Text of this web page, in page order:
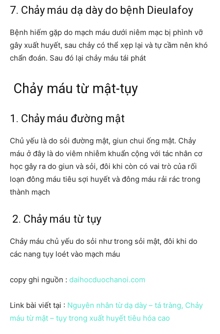
7. Chảy máu dạ dày do bệnh Dieulafoy
Bệnh hiếm gặp do mạch máu dưới niêm mạc bị phình vỡ
gây xuất huyết, sau chảy có thể xẹp lại và tự cầm nên khó
chẩn đoán. Sau đó lại chảy máu tái phát
Chảy máu từ mật-tụy
1. Chảy máu đường mật
Chủ yếu là do sỏi đường mật, giun chui ống mật. Chảy
máu ở đây là do viêm nhiễm khuẩn cộng với tác nhân cơ
học gây ra do giun và sỏi, đôi khi còn có vai trò của rối
loạn đông máu tiêu sợi huyết và đông máu rải rác trong
thành mạch
2. Chảy máu từ tụy
Chảy máu chủ yếu do sỏi như trong sỏi mật, đôi khi do
các nang tụy loét vào mạch máu
copy ghi nguồn : daihocduochanoi.com
Link bài viết tại : Nguyên nhân từ dạ dày – tá tràng, Chảy
máu từ mật – tụy trong xuất huyết tiêu hóa cao